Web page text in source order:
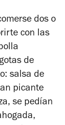
dos o
con las
de
salsa de
picante
se pedían